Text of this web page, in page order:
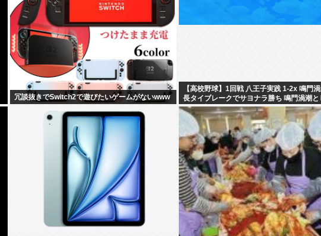
冗談抜きでSwitch2で遊びたいゲームがないwww
【高校野球】1回戦 八王子実践 1-2x 鳴門
長タイブレークでサヨナラ勝ち 鳴門渦潮と
子園1勝